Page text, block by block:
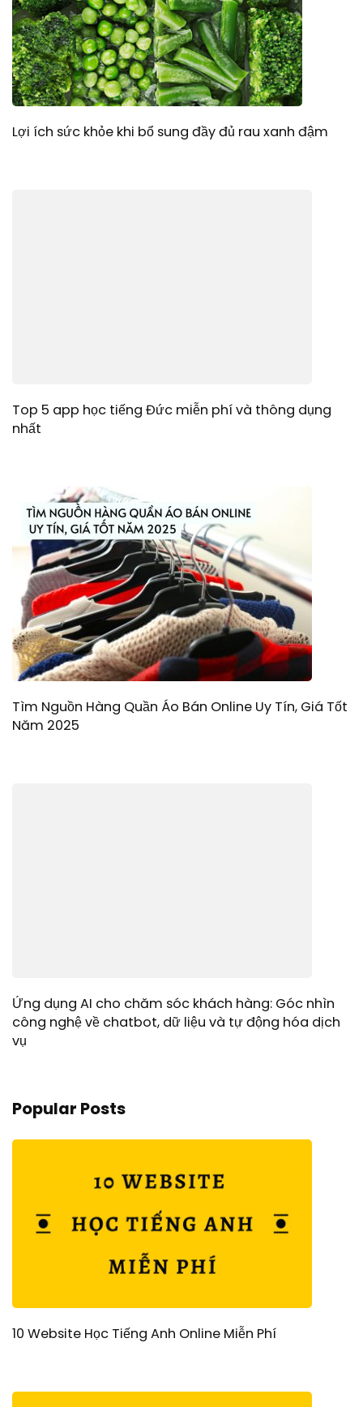
Lợi ích sức khỏe khi bổ sung đầy đủ rau xanh đậm
Top 5 app học tiếng Đức miễn phí và thông dụng
nhất
Tìm Nguồn Hàng Quần Áo Bán Online Uy Tín, Giá Tốt
Năm 2025
Ứng dụng AI cho chăm sóc khách hàng: Góc nhìn
công nghệ về chatbot, dữ liệu và tự động hóa dịch
vụ
Popular Posts
10 Website Học Tiếng Anh Online Miễn Phí